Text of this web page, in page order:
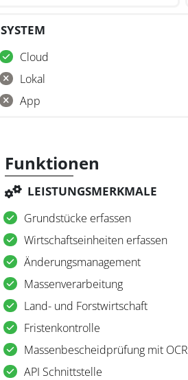
SYSTEM
Cloud
Lokal
App
Funktionen
LEISTUNGSMERKMALE
Grundstücke erfassen
Wirtschaftseinheiten erfassen
Änderungsmanagement
Massenverarbeitung
Land- und Forstwirtschaft
Fristenkontrolle
Massenbescheidprüfung mit OCR
API Schnittstelle